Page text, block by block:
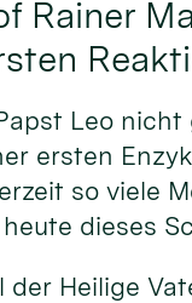
Rainer
Leo
ersten
so viele
dieses
der Heilige